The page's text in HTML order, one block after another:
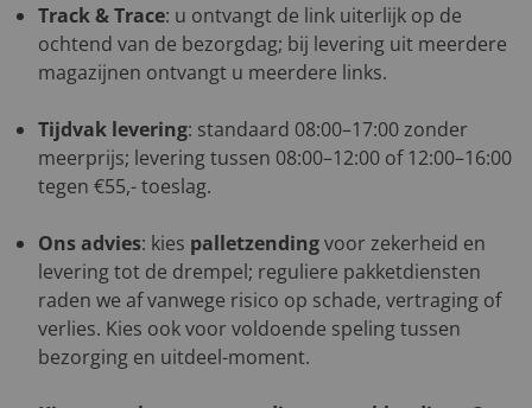
Track & Trace: u ontvangt de link uiterlijk op de
ochtend van de bezorgdag; bij levering uit meerdere
magazijnen ontvangt u meerdere links.
Tijdvak levering: standaard 08:00–17:00 zonder
meerprijs; levering tussen 08:00–12:00 of 12:00–16:00
tegen €55,- toeslag.
Ons advies: kies palletzendingvoor zekerheid en
levering tot de drempel; reguliere pakketdiensten
raden we af vanwege risico op schade, vertraging of
verlies. Kies ook voor voldoende speling tussen
bezorging en uitdeel-moment.